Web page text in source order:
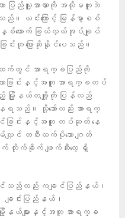
ာ ပြည်သူ့အာဏာကို အလိုမတူဘဲ
။ ယင်းကြောင့် မြန်မာ့စစ်
စ်ယောက် ခြယ်လှယ်အုပ်ချုပ်
င်းဟု ပြောဆိုနိုင်ပေသည်။
က်ထက်တွင် အာရက္ခပြည်ကို
ျဲ့လာခြင်းနှင့်အတူ အာရက္ခတပ်
မြို့နယ်တချို့ကို ပြန်လည်
ေရသည်။ သို့သော်လည်း အာရက္
ြင်းနှင့်အတူ တပ်ဆုတ် နေ
မ်လျှင် တစီးထက်ပိုသော ဂျတ်
င်နက် တိုက်ခိုက် ဖျက်ဆီးလေ့ ရှိ
င်သည်လည်း ကချင်ပြည်နယ်၊
ျင်းပြည်နယ်၊
နယ်များနှင့်အတူ အာရက္ခ